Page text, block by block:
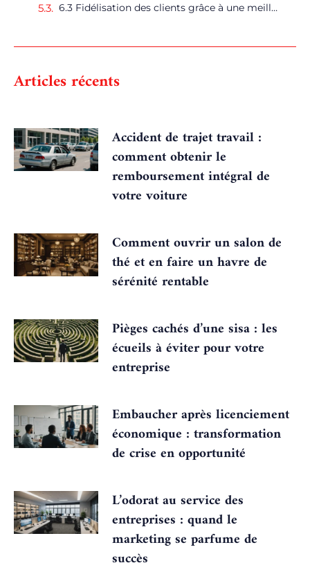
6.3 Fidélisation des clients grâce à une meilleure expérience numérique
Articles récents
Accident de trajet travail :
comment obtenir le
remboursement intégral de
votre voiture
Comment ouvrir un salon de
thé et en faire un havre de
sérénité rentable
Pièges cachés d’une sisa : les
écueils à éviter pour votre
entreprise
Embaucher après licenciement
économique : transformation
de crise en opportunité
L’odorat au service des
entreprises : quand le
marketing se parfume de
succès